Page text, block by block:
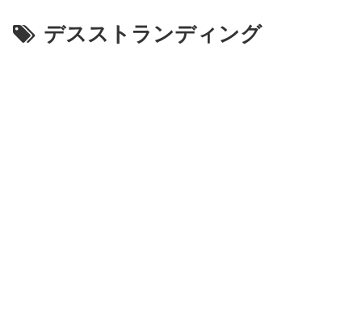
デスストランディング